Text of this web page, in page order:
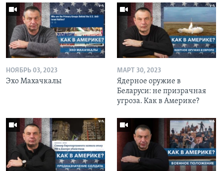
НОЯБРЬ 03, 2023
Эхо Махачкалы
МАРТ 30, 2023
Ядерное оружие в
Беларуси: не призрачная
угроза. Как в Америке?